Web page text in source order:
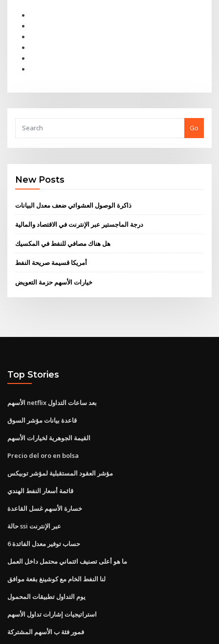
Go
New Posts
ذاكرة الوصول العشوائي ضعف معدل البيانات
درجة الماجستير عبر الإنترنت في الاقتصاد والمالية
هل هناك مصافي للنفط في المكسيك
أمريكا قسيمة صريحة النفط
خيارات الأسهم حزمة التعويض
Top Stories
الأسهم netflix بعد ساعات التداول
قاعدة بيانات مؤشر السوق
القيمة الجوهرية لخيارات الأسهم
Precio del oro en bolsa
مؤشر العقود المستقبلية لمؤشر توبيكس
قائمة أسعار النفط الهندي
خسارة الأسهم غسل القاعدة
حالة ssi عبر الإنترنت
6 حساب توفير معدل الفائدة
ما هو أعلى تصنيف ائتماني محتمل داخل العمل
لنا النفط الخام مع كوشينغ بقعة موافق
يوم التداول تطبيقات المحمول
استراتيجيات إشارات تداول الأسهم
فمور فئة ب الأسهم المشتركة